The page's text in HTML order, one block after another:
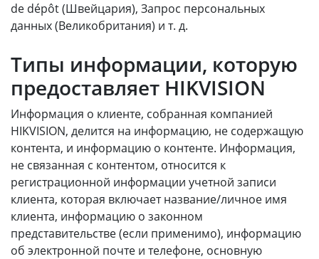
de dépôt (Швейцария), Запрос персональных
данных (Великобритания) и т. д.
Типы информации, которую
предоставляет HIKVISION
Информация о клиенте, собранная компанией
HIKVISION, делится на информацию, не содержащую
контента, и информацию о контенте. Информация,
не связанная с контентом, относится к
регистрационной информации учетной записи
клиента, которая включает название/личное имя
клиента, информацию о законном
представительстве (если применимо), информацию
об электронной почте и телефоне, основную